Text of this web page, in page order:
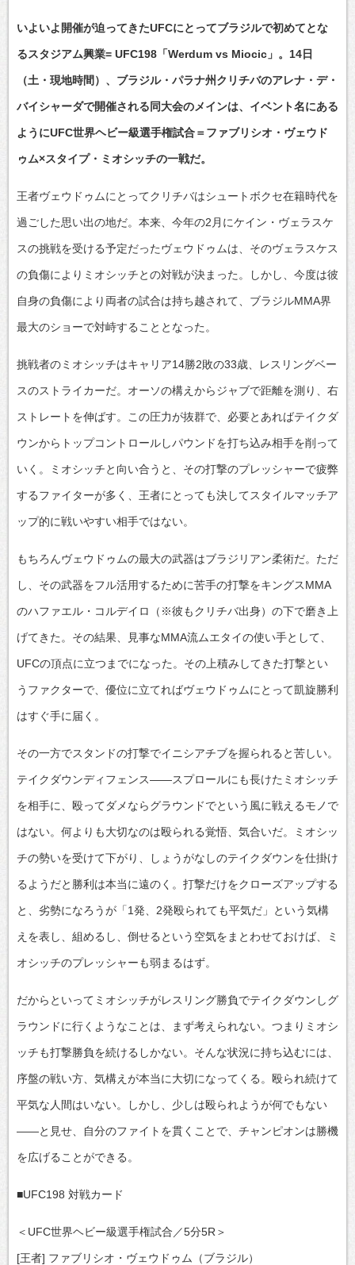
いよいよ開催が迫ってきたUFCにとってブラジルで初めてとな
るスタジアム興業= UFC198「Werdum vs Miocic」。14日
（土・現地時間）、ブラジル・パラナ州クリチバのアレナ・デ・
バイシャーダで開催される同大会のメインは、イベント名にある
ようにUFC世界ヘビー級選手権試合＝ファブリシオ・ヴェウド
ゥム×スタイプ・ミオシッチの一戦だ。
王者ヴェウドゥムにとってクリチバはシュートボクセ在籍時代を
過ごした思い出の地だ。本来、今年の2月にケイン・ヴェラスケ
スの挑戦を受ける予定だったヴェウドゥムは、そのヴェラスケス
の負傷によりミオシッチとの対戦が決まった。しかし、今度は彼
自身の負傷により両者の試合は持ち越されて、ブラジルMMA界
最大のショーで対峙することとなった。
挑戦者のミオシッチはキャリア14勝2敗の33歳、レスリングベー
スのストライカーだ。オーソの構えからジャブで距離を測り、右
ストレートを伸ばす。この圧力が抜群で、必要とあればテイクダ
ウンからトップコントロールしパウンドを打ち込み相手を削って
いく。ミオシッチと向い合うと、その打撃のプレッシャーで疲弊
するファイターが多く、王者にとっても決してスタイルマッチア
ップ的に戦いやすい相手ではない。
もちろんヴェウドゥムの最大の武器はブラジリアン柔術だ。ただ
し、その武器をフル活用するために苦手の打撃をキングスMMA
のハファエル・コルデイロ（※彼もクリチバ出身）の下で磨き上
げてきた。その結果、見事なMMA流ムエタイの使い手として、
UFCの頂点に立つまでになった。その上積みしてきた打撃とい
うファクターで、優位に立てればヴェウドゥムにとって凱旋勝利
はすぐ手に届く。
その一方でスタンドの打撃でイニシアチブを握られると苦しい。
テイクダウンディフェンス――スプロールにも長けたミオシッチ
を相手に、殴ってダメならグラウンドでという風に戦えるモノで
はない。何よりも大切なのは殴られる覚悟、気合いだ。ミオシッ
チの勢いを受けて下がり、しょうがなしのテイクダウンを仕掛け
るようだと勝利は本当に遠のく。打撃だけをクローズアップする
と、劣勢になろうが「1発、2発殴られても平気だ」という気構
えを表し、組めるし、倒せるという空気をまとわせておけば、ミ
オシッチのプレッシャーも弱まるはず。
だからといってミオシッチがレスリング勝負でテイクダウンしグ
ラウンドに行くようなことは、まず考えられない。つまりミオシ
ッチも打撃勝負を続けるしかない。そんな状況に持ち込むには、
序盤の戦い方、気構えが本当に大切になってくる。殴られ続けて
平気な人間はいない。しかし、少しは殴られようが何でもない
――と見せ、自分のファイトを貫くことで、チャンピオンは勝機
を広げることができる。
■UFC198 対戦カード
＜UFC世界ヘビー級選手権試合／5分5R＞
[王者] ファブリシオ・ヴェウドゥム（ブラジル）